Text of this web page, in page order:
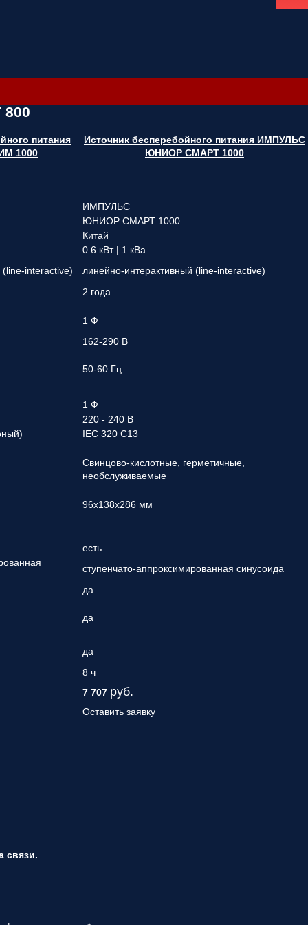
800
питания
1000
Источник бесперебойного питания ИМПУЛЬС
ЮНИОР СМАРТ 1000
ИМПУЛЬС
ЮНИОР СМАРТ 1000
Китай
0.6 кВт | 1 кВа
(line-interactive)
линейно-интерактивный (line-interactive)
2 года
1 Ф
162-290 В
50-60 Гц
1 Ф
220 - 240 В
IEC 320 C13
Свинцово-кислотные, герметичные,
необслуживаемые
96х138х286 мм
есть
ступенчато-аппроксимированная синусоида
да
да
да
8 ч
7 707 руб.
Оставить заявку
связи.